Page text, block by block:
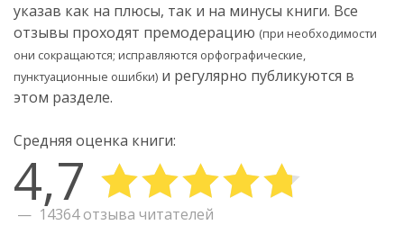
указав как на плюсы, так и на минусы книги. Все
отзывы проходят премодерацию (при необходимости
они сокращаются; исправляются орфографические,
пунктуационные ошибки) и регулярно публикуются в
этом разделе.
Средняя оценка книги:
4,7
14364 отзыва читателей